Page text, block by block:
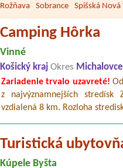
Rožňava Sobrance Spišská Nová
Camping Hôrka
Vinné
Košický krajOkres Michalovce
Zariadenie trvalo uzavreté!
z najvýznamnejších stredísk
vzdialená 8 km. Rozloha
Turistická
Kúpele Byšta